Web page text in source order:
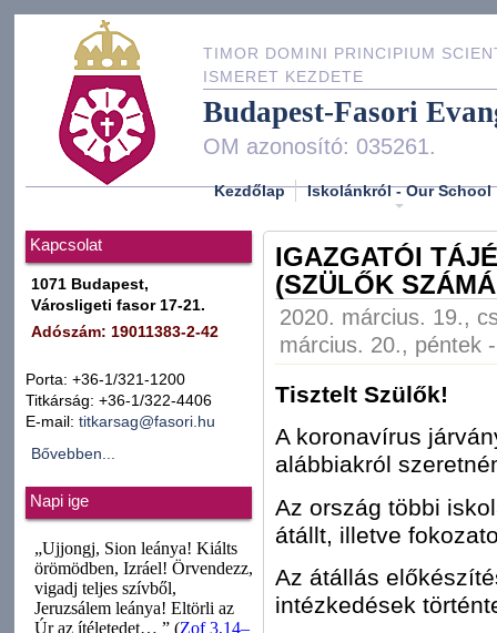
TIMOR DOMINI PRINCIPIUM
ISMERET KEZDETE
Budapest-Fasori
OM azonosító: 035261.
Kezdőlap Iskolánkról - Our School
Kapcsolat
1071 Budapest,
Városligeti fasor 17-21.
Adószám: 19011383-2-42
Porta: +36-1/321-1200
Titkárság: +36-1/322-4406
E-mail: titkarsag@fasori.hu
Bővebben...
Napi ige
IGAZGATÓI
(SZÜLŐK
2020. március. 19.,
március. 20., péntek
Tisztelt Szülők!
A koronavírus
alábbiakról
Az ország többi
átállt, illetve
Az átállás
intézkedések